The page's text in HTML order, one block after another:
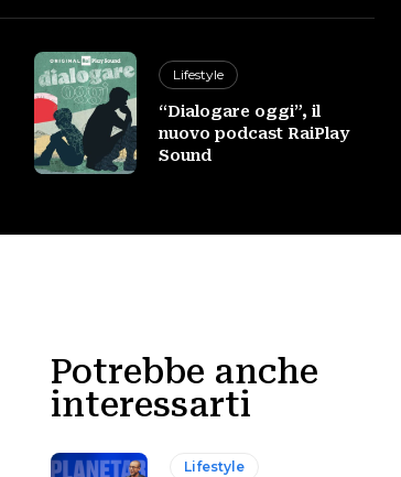
Lifestyle
“Dialogare oggi”, il
nuovo podcast RaiPlay
Sound
Potrebbe anche
interessarti
Lifestyle